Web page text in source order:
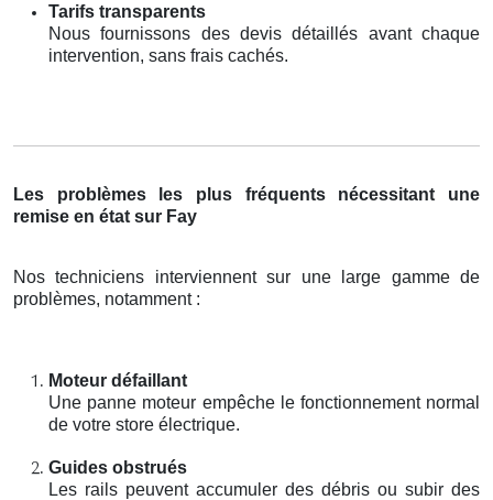
Tarifs transparents
Nous fournissons des devis détaillés avant chaque
intervention, sans frais cachés.
Les problèmes les plus fréquents nécessitant une
remise en état sur Fay
Nos techniciens interviennent sur une large gamme de
problèmes, notamment :
Moteur défaillant
Une panne moteur empêche le fonctionnement normal
de votre store électrique.
Guides obstrués
Les rails peuvent accumuler des débris ou subir des